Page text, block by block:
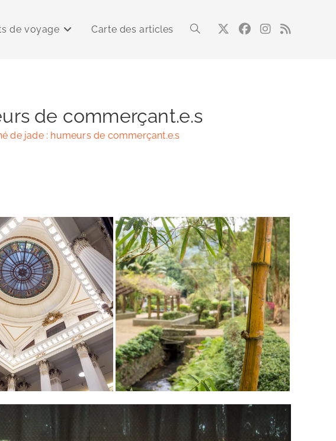
de voyage Carte des articles Toggle
de commerçant.e.s
de jade : humeurs de commerçant.e.s